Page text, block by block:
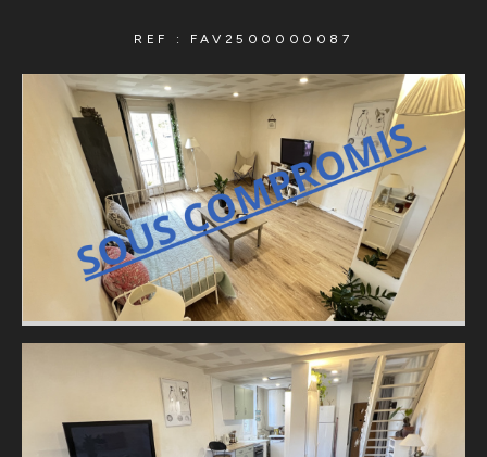
REF : FAV2500000087